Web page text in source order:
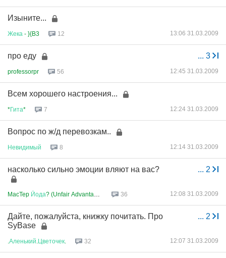
Изыните...
Жека - }{B3 12 13:06 31.03.2009
... 3
про еду
professorpr 56 12:45 31.03.2009
Всем хорошего настроения...
*Гита* 7 12:24 31.03.2009
Вопрос по ж/д перевозкам..
Невидимый 8 12:14 31.03.2009
... 2
насколько сильно эмоции вляют на вас?
MacTep Йода? (Unfair Advantage... 36 12:08 31.03.2009
... 2
Дайте, пожалуйста, книжку почитать. Про
SyBase
Аленький Цветочек 32 12:07 31.03.2009